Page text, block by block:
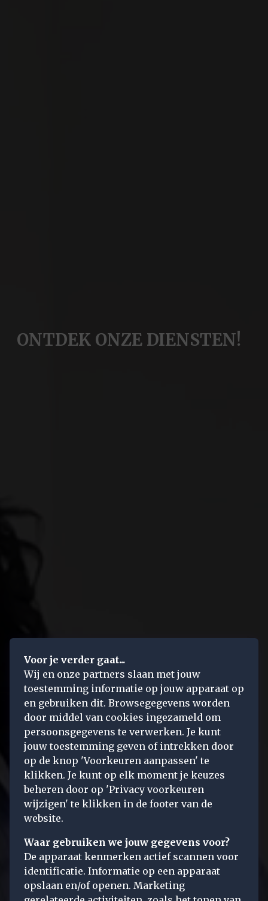
ONTDEK ONZE DIENSTEN!
Voor je verder gaat...
Wij en onze partners slaan met jouw
toestemming informatie op jouw apparaat op
en gebruiken dit. Browsegegevens worden
door middel van cookies ingezameld om
persoonsgegevens te verwerken. Je kunt
jouw toestemming geven of intrekken door
op de knop 'Voorkeuren aanpassen' te
klikken. Je kunt op elk moment je keuzes
beheren door op 'Privacy voorkeuren
wijzigen' te klikken in de footer van de
website.
Waar gebruiken we jouw gegevens voor?
De apparaat kenmerken actief scannen voor
identificatie. Informatie op een apparaat
opslaan en/of openen. Marketing